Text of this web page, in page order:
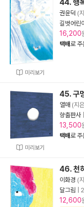
미리보기
44. 행
권윤덕 (
길벗어린이
16,200
택배로 주
미리보기
45. 구
열매 (지
향출판사
13,500
택배로 주
46. 천
이화경 (
달그림
12,600